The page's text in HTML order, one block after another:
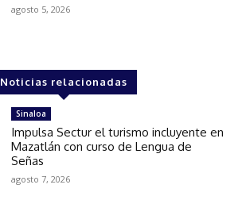
agosto 5, 2026
Noticias relacionadas
Sinaloa
Impulsa Sectur el turismo incluyente en
Mazatlán con curso de Lengua de
Señas
agosto 7, 2026